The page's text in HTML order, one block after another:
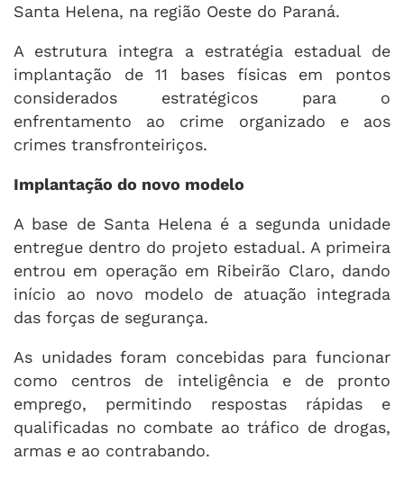
Santa Helena, na região Oeste do Paraná.
A estrutura integra a estratégia estadual de
implantação de 11 bases físicas em pontos
considerados estratégicos para o
enfrentamento ao crime organizado e aos
crimes transfronteiriços.
Implantação do novo modelo
A base de Santa Helena é a segunda unidade
entregue dentro do projeto estadual. A primeira
entrou em operação em Ribeirão Claro, dando
início ao novo modelo de atuação integrada
das forças de segurança.
As unidades foram concebidas para funcionar
como centros de inteligência e de pronto
emprego, permitindo respostas rápidas e
qualificadas no combate ao tráfico de drogas,
armas e ao contrabando.